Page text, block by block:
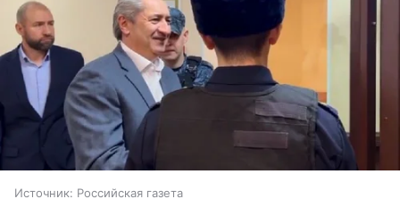
Источник: Российская газета